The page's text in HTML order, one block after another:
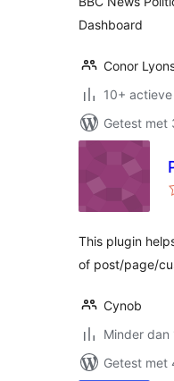
Dashboard
Conor
10+
Getest met
This plugin
of post/page/
Cynob
Minder dan
Getest met